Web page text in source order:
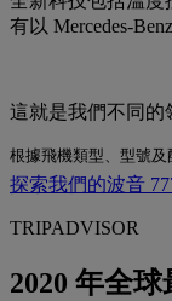
有以 Mercedes-
這就是我們不同的
根據飛機類型、型號
探索我們的波音
TRIPADVISOR
2020 年全